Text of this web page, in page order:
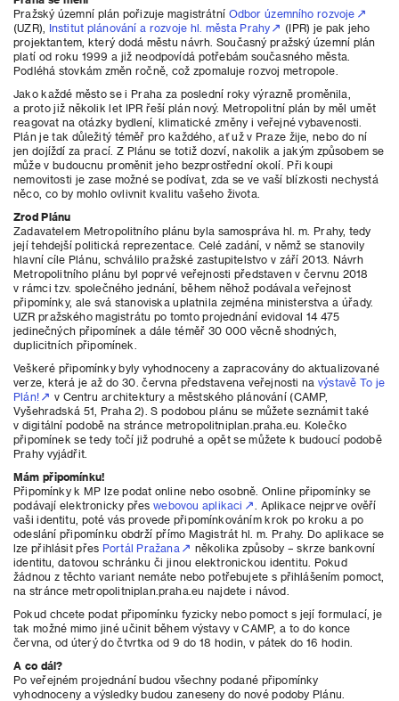
Pražský územní plán pořizuje magistrátní Odbor územního rozvoje
(UZR), Institut plánování a rozvoje hl. města Prahy
(IPR) je pak jeho
projektantem, který dodá městu návrh. Současný pražský územní plán
platí od roku 1999 a již neodpovídá potřebám současného města.
Podléhá stovkám změn ročně, což zpomaluje rozvoj metropole.
Jako každé město se i Praha za poslední roky výrazně proměnila,
a proto již několik let IPR řeší plán nový. Metropolitní plán by měl umět
reagovat na otázky bydlení, klimatické změny i veřejné vybavenosti.
Plán je tak důležitý téměř pro každého, ať už v Praze žije, nebo do ní
jen dojíždí za prací. Z Plánu se totiž dozví, nakolik a jakým způsobem se
může v budoucnu proměnit jeho bezprostřední okolí. Při koupi
nemovitosti je zase možné se podívat, zda se ve vaší blízkosti nechystá
něco, co by mohlo ovlivnit kvalitu vašeho života.
Zrod Plánu
Zadavatelem Metropolitního plánu byla samospráva hl. m. Prahy, tedy
její tehdejší politická reprezentace. Celé zadání, v němž se stanovily
hlavní cíle Plánu, schválilo pražské zastupitelstvo v září 2013. Návrh
Metropolitního plánu byl poprvé veřejnosti představen v červnu 2018
v rámci tzv. společného jednání, během něhož podávala veřejnost
připomínky, ale svá stanoviska uplatnila zejména ministerstva a úřady.
UZR pražského magistrátu po tomto projednání evidoval 14 475
jedinečných připomínek a dále téměř 30 000 věcně shodných,
duplicitních připomínek.
Veškeré připomínky byly vyhodnoceny a zapracovány do aktualizované
verze, která je až do 30. června představena veřejnosti navýstavě To je
Plán!
v Centru architektury a městského plánování (CAMP,
Vyšehradská 51, Praha 2). S podobou plánu se můžete seznámit také
v digitální podobě na stránce metropolitniplan.praha.eu. Kolečko
připomínek se tedy točí již podruhé a opět se můžete k budoucí podobě
Prahy vyjádřit.
Mám připomínku!
Připomínky k MP lze podat online nebo osobně. Online připomínky se
podávají elektronicky přeswebovou aplikaci
. Aplikace nejprve ověří
vaši identitu, poté vás provede připomínkováním krok po kroku a po
odeslání připomínku obdrží přímo Magistrát hl. m. Prahy. Do aplikace se
lze přihlásit přes Portál Pražana
několika způsoby – skrze bankovní
identitu, datovou schránku či jinou elektronickou identitu. Pokud
žádnou z těchto variant nemáte nebo potřebujete s přihlášením pomoct,
na stránce metropolitniplan.praha.eu najdete i návod.
Pokud chcete podat připomínku fyzicky nebo pomoct s její formulací, je
tak možné mimo jiné učinit během výstavy v CAMP, a to do konce
června, od úterý do čtvrtka od 9 do 18 hodin, v pátek do 16 hodin.
A co dál?
Po veřejném projednání budou všechny podané připomínky
vyhodnoceny a výsledky budou zaneseny do nové podoby Plánu.